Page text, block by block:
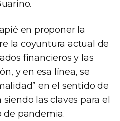
en proponer la
la coyuntura actual de
financieros y las
y en esa línea, se
en el sentido de
las claves para el
de pandemia.